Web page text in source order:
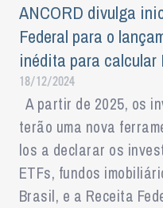
ANCORD divulga
Federal para o
inédita para calcular
18/12/2024
A partir de 2025, os
terão uma nova
los a declarar os
ETFs, fundos
Brasil, e a Receita